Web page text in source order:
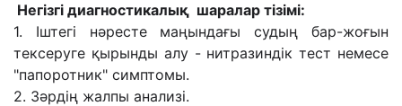
Негізгі диагностикалық шаралар тізімі:
1. Іштегі нәресте маңындағы судың бар-жоғын
тексеруге қырынды алу - нитразиндік тест немесе
"папоротник" симптомы.
2. Зәрдің жалпы анализі.